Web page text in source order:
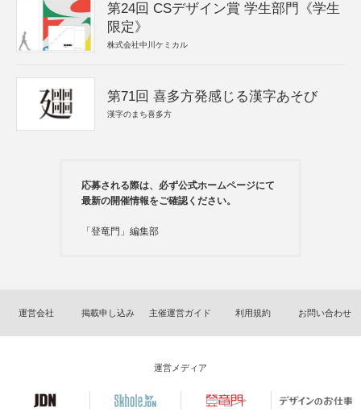
第24回 CSデザイン賞 学生部門《学生
限定》
株式会社中川ケミカル
第71回 喜多方発感じる漢字あそび
漢字のまち喜多方
応募される際は、必ず公式ホームページにて
最新の開催情報をご確認ください。
「登竜門」編集部
運営会社 掲載申し込み 主催運営ガイド 利用規約 お問い合わせ
運営メディア